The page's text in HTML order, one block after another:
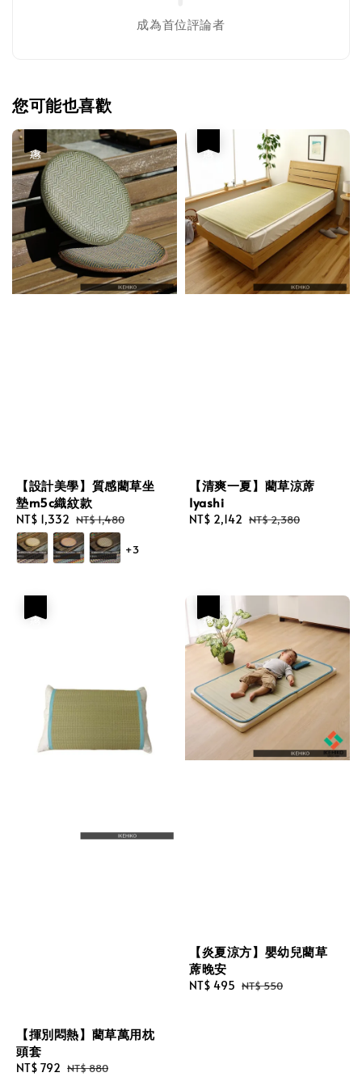
成為首位評論者
您可能也喜歡
【設計美學】質感藺草坐
墊m5c織紋款
Sale
price
NT$ 1,332 Regular
price
NT$ 1,480
+3
【清爽一夏】藺草涼蓆
Iyashi
Sale
NT$ 2,142 Regular
NT$ 2,380
【揮別悶熱】藺草萬用枕
頭套
Sale
NT$ 792 Regular
NT$ 880
【炎夏涼方】嬰幼兒藺草
蓆晚安
Sale
NT$ 495 Regular
NT$ 550